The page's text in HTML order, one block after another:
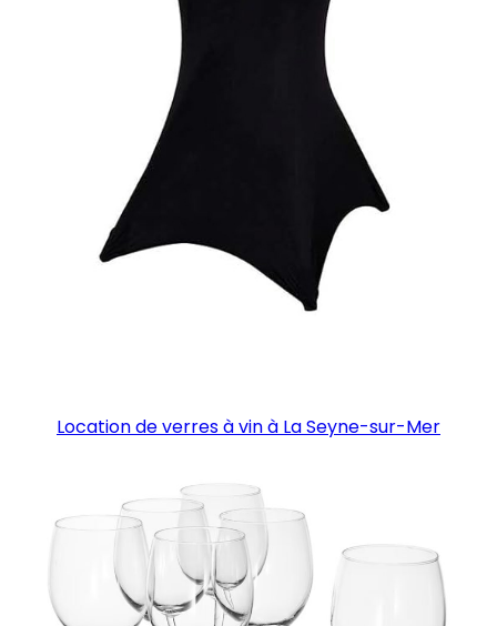
Location de verres à vin à La Seyne-sur-Mer